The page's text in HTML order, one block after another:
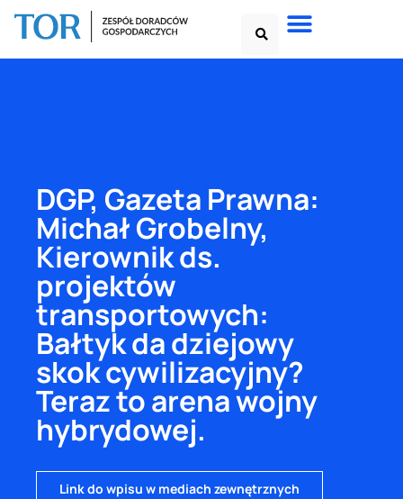
DGP, Gazeta Prawna:
Michał Grobelny,
Kierownik ds.
projektów
transportowych:
Bałtyk da dziejowy
skok cywilizacyjny?
Teraz to arena wojny
hybrydowej.
Link do wpisu w mediach zewnętrznych